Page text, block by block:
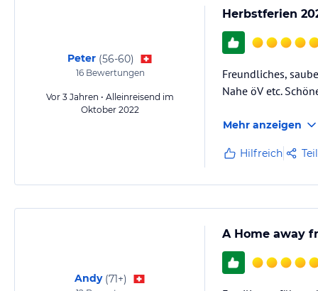
Peter (56-60)
16Bewertungen
Vor 3 Jahren • Alleinreisend im
Oktober 2022
Herbstferien
Freundliches,
Nahe öV etc.
Mehr anzeigen
Hilfreich
Andy (71+)
A Home away